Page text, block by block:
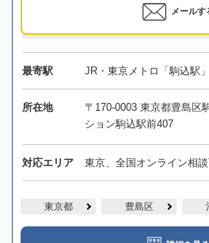
メールす
最寄駅 JR・東京メトロ「駒込駅
所在地
〒170-0003 東京都豊島区
ション駒込駅前407
対応エリア 東京、全国オンライン相
東京都 豊島区